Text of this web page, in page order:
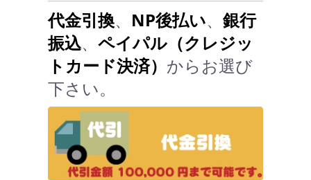
代金引換、 NP後払い、 銀行
振込、 ペイパル（クレジッ
トカード決済） からお選び
下さい。